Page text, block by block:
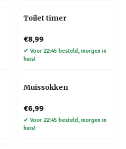
Toilet timer
€8,99
✔ Voor 22:45 besteld, morgen in
huis!
Muissokken
€6,99
✔ Voor 22:45 besteld, morgen in
huis!